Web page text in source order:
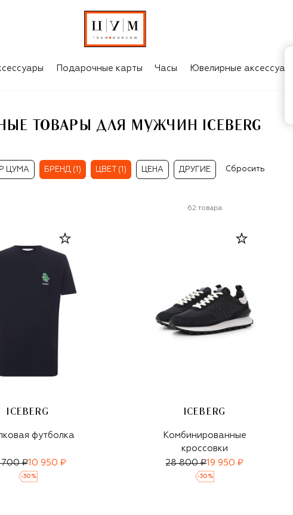
Подарочные карты Часы Ювелирные аксессуары
ТОВАРЫ ДЛЯ МУЖЧИН ICEBERG
ЦУМА БРЕНД (1) ЦВЕТ (1) ЦЕНА ДРУГИЕ Сбросить
62 товара
ICEBERG
футболка
700 ₽10 950 ₽
-30 %
ICEBERG
Комбинированные
кроссовки
28 800 ₽19 950 ₽
-30 %